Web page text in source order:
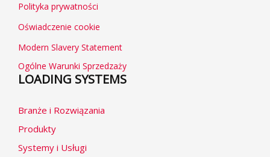
Polityka prywatności
Oświadczenie cookie
Modern Slavery Statement
Ogólne Warunki Sprzedzaży
LOADING SYSTEMS
Branże i Rozwiązania
Produkty
Systemy i Usługi